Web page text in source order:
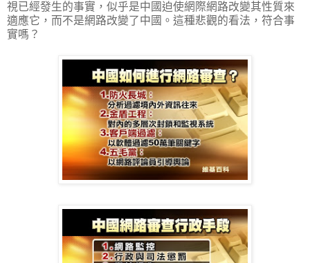
視已經發生的事實，似乎是中國迫使網際網路改變其性質來
適應它，而不是網路改變了中國。這種悲觀的看法，符合事
實嗎？